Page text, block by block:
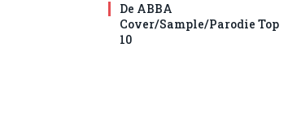
De ABBA
Cover/Sample/Parodie Top
10